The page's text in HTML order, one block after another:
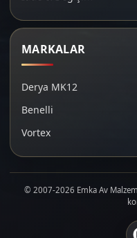
MARKALAR
Derya MK12
Benelli
Vortex
© 2007-2026 Emka Av